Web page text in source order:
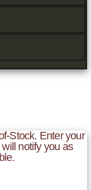
Stock. Enter your
notify you as